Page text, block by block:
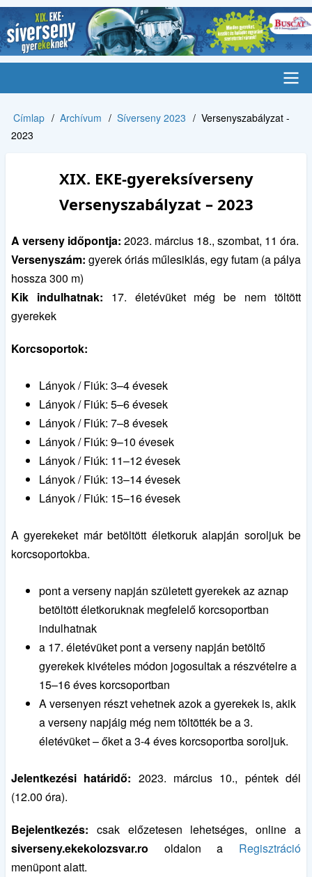
Ugrás
a
tartalomra
Main
navigation
Morzsa
Címlap Archívum Síverseny 2023
Versenyszabályzat -
2023
XIX. EKE-gyereksíverseny
Versenyszabályzat – 2023
A verseny időpontja: 2023. március 18., szombat, 11 óra.
Versenyszám: gyerek óriás műlesiklás, egy futam (a pálya
hossza 300 m)
Kik indulhatnak: 17. életévüket még be nem töltött
gyerekek
Korcsoportok:
Lányok / Fiúk: 3–4 évesek
Lányok / Fiúk: 5–6 évesek
Lányok / Fiúk: 7–8 évesek
Lányok / Fiúk: 9–10 évesek
Lányok / Fiúk: 11–12 évesek
Lányok / Fiúk: 13–14 évesek
Lányok / Fiúk: 15–16 évesek
A gyerekeket már betöltött életkoruk alapján soroljuk be
korcsoportokba.
pont a verseny napján született gyerekek az aznap
betöltött életkoruknak megfelelő korcsoportban
indulhatnak
a 17. életévüket pont a verseny napján betöltő
gyerekek kivételes módon jogosultak a részvételre a
15–16 éves korcsoportban
A versenyen részt vehetnek azok a gyerekek is, akik
a verseny napjáig még nem töltötték be a 3.
életévüket – őket a 3-4 éves korcsoportba soroljuk.
Jelentkezési határidő: 2023. március 10., péntek dél
(12.00 óra).
Bejelentkezés: csak előzetesen lehetséges, online a
siverseny.ekekolozsvar.ro oldalon a Regisztráció
menüpont alatt.